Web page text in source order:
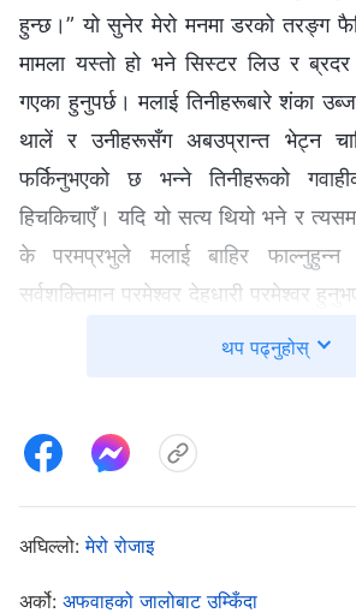
हुन्छ।” यो सुनेर मेरो मनमा डरको तरङ्ग
मामला यस्तो हो भने सिस्टर लिउ र
गएका हुनुपर्छ। मलाई तिनीहरूबारे शंका
थालें र उनीहरूसँग अबउप्रान्त भेट्न
फर्किनुभएको छ भन्‍ने तिनीहरूको
हिचकिचाएँ। यदि यो सत्य थियो भने र
के परमप्रभुले मलाई बाहिर
सर्वशक्तिमान परमेश्‍वर देहधारी परमेश्‍वर
यसलाई स्वीकार गर्दैनन्, किन तिनीहरूले
बस्‍नुपर्छ। तर घर पुगेपछि मैले साँच्‍चै बेचैन
ब्रदर डुआनलाई शंका गर्न थालेको छु। मलाई
बारेमा जाँचेर हेर्न डर लाग्छ। हे प्रभु, म
थप पढ्नुहोस्
अघिल्लो:मेरो रोजाइ
अर्को: अफवाहको जालोबाट उम्किँदा